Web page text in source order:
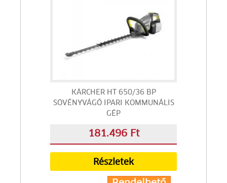
KÄRCHER HT 650/36 BP
SÖVÉNYVÁGÓ IPARI KOMMUNÁLIS
GÉP
181.496 Ft
Részletek